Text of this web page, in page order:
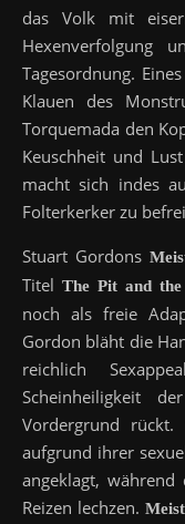
das Volk mit
Hexenverfolgung
Tagesordnung.
Klauen des
Torquemada den
Keuschheit und
macht sich indes
Folterkerker zu
Stuart Gordons
Titel The Pit and the
noch als freie
Gordon bläht die
reichlich
Scheinheiligkeit
Vordergrund
aufgrund ihrer
angeklagt,
Reizen lechzen.